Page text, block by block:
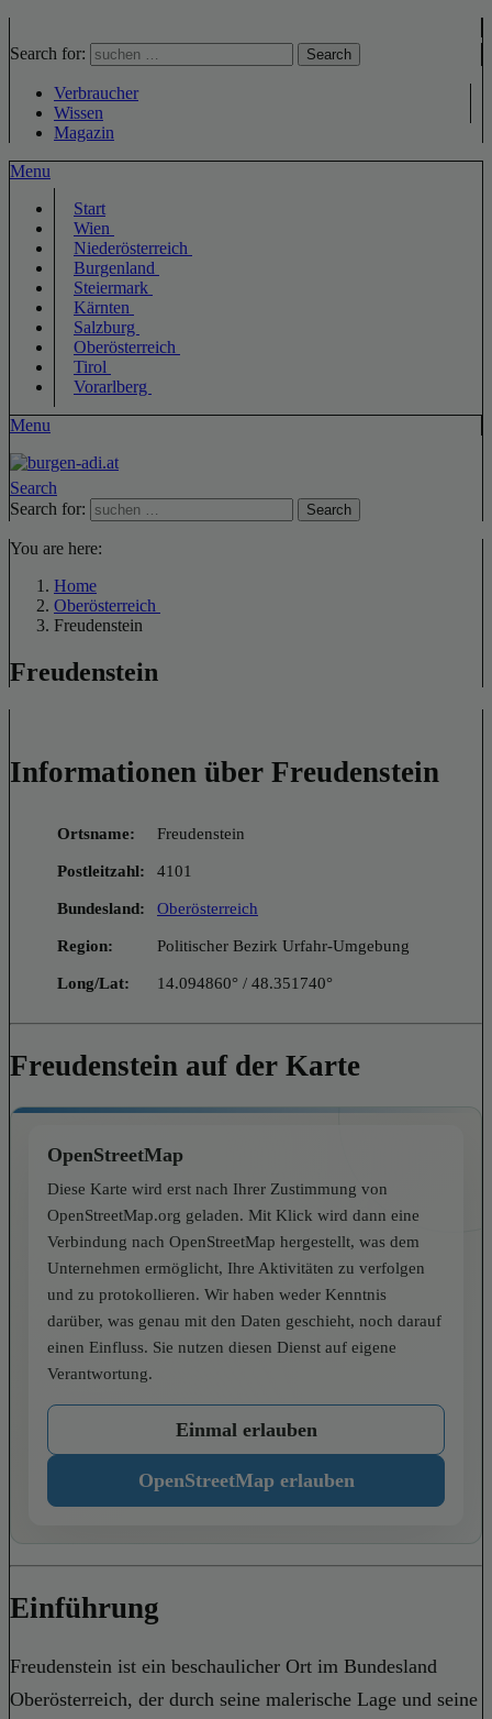
Search for: Search
Verbraucher
Wissen
Magazin
Menu
Start
Wien
Niederösterreich
Burgenland
Steiermark
Kärnten
Salzburg
Oberösterreich
Tirol
Vorarlberg
Menu
Search
Search for:
Search
You are here:
Home
Oberösterreich
Freudenstein
Freudenstein
Informationen über Freudenstein
Ortsname: Freudenstein
Postleitzahl: 4101
Bundesland: Oberösterreich
Region: Politischer Bezirk Urfahr-Umgebung
Long/Lat: 14.094860° / 48.351740°
Freudenstein auf der Karte
OpenStreetMap
Diese Karte wird erst nach Ihrer Zustimmung von
OpenStreetMap.org geladen. Mit Klick wird dann eine
Verbindung nach OpenStreetMap hergestellt, was dem
Unternehmen ermöglicht, Ihre Aktivitäten zu verfolgen
und zu protokollieren. Wir haben weder Kenntnis
darüber, was genau mit den Daten geschieht, noch darauf
einen Einfluss. Sie nutzen diesen Dienst auf eigene
Verantwortung.
Einmal erlauben
OpenStreetMap erlauben
Einführung
Freudenstein ist ein beschaulicher Ort im Bundesland
Oberösterreich, der durch seine malerische Lage und seine